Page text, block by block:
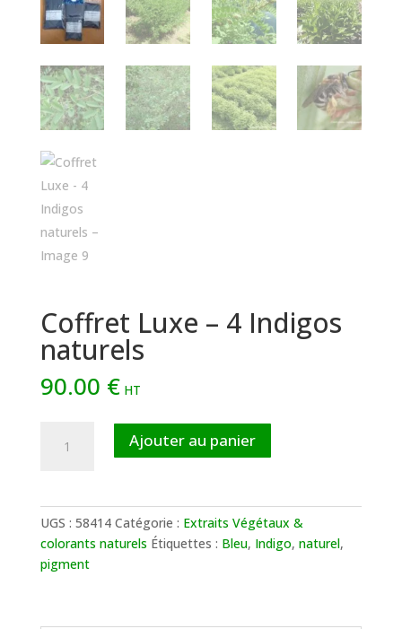
Coffret Luxe – 4 Indigos
naturels
90.00 € HT
Indigos
naturels
Ajouter au panier
UGS : 58414 Catégorie : Extraits Végétaux &
colorants naturels Étiquettes : Bleu, Indigo, naturel,
pigment